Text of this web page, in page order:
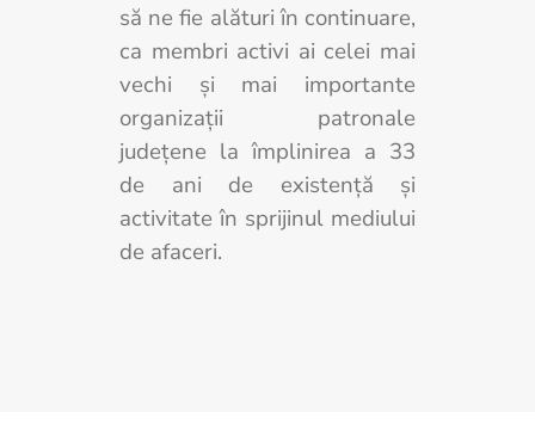
să ne fie alături în continuare,
ca membri activi ai celei mai
vechi şi mai importante
organizaţii patronale
județene la împlinirea a 33
de ani de existență și
activitate în sprijinul mediului
de afaceri.